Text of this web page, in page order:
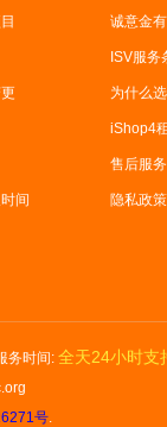
间
诚意金
ISV服务
为什么
iShop4
售后服务
隐私政策
务时间: 全天24小时支
号.